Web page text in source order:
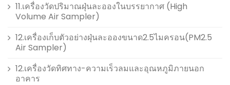
11.เครื่องวัดปริมาณฝุ่นละอองในบรรยากาศ (High
Volume Air Sampler)
12.เครื่องเก็บตัวอย่างฝุ่นละอองขนาด2.5ไมครอน(PM2.5
Air Sampler)
12.เครื่องวัดทิศทาง-ความเร็วลมและอุณหภูมิภายนอก
อาคาร